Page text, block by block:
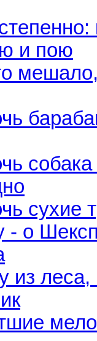
и пою
сухие
- о
из леса,